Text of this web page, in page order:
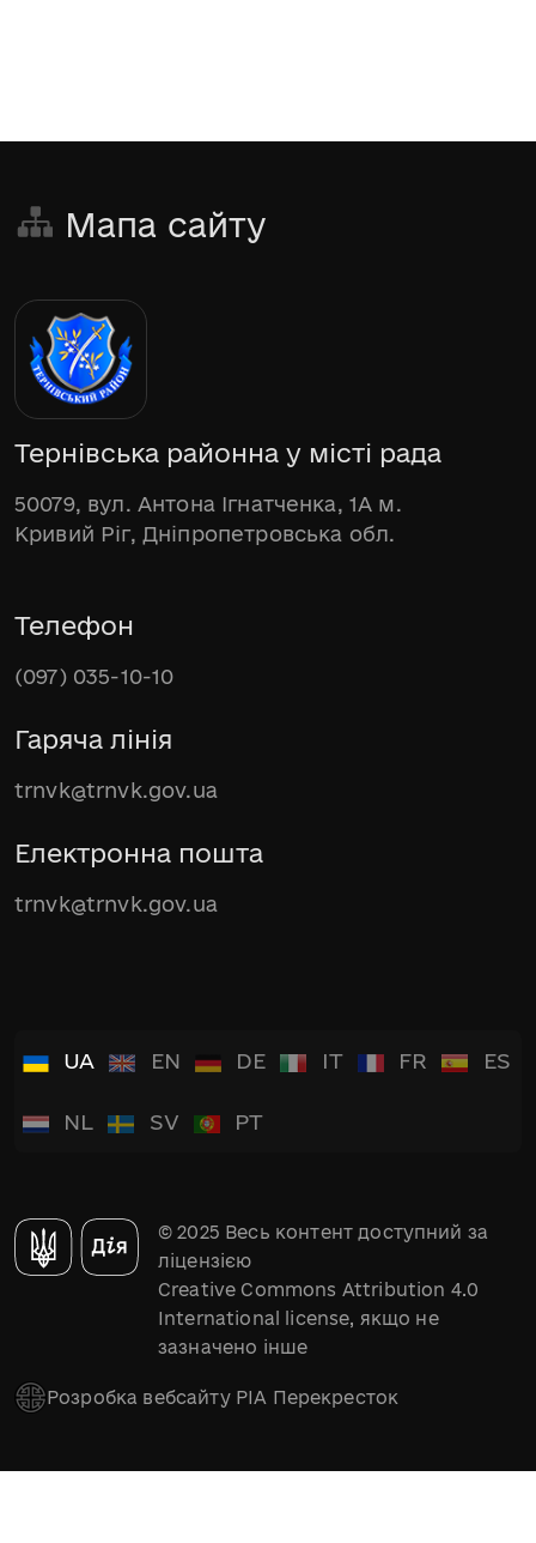
Мапа сайту
Тернівська районна у місті рада
50079, вул. Антона Ігнатченка, 1А м.
Кривий Ріг, Дніпропетровська обл.
Телефон
(097) 035-10-10
Гаряча лінія
trnvk@trnvk.gov.ua
Електронна пошта
trnvk@trnvk.gov.ua
UA EN DE IT FR ES
NL SV PT
© 2025 Весь контент доступний за
ліцензією
Creative Commons Attribution 4.0
International license, якщо не
зазначено інше
Розробка вебсайту РІА Перекресток